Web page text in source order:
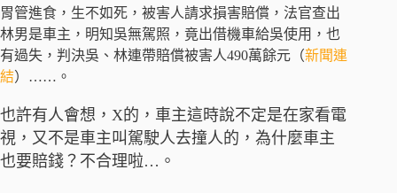
胃管進食，生不如死，被害人請求損害賠償，法官查出
林男是車主，明知吳無駕照，竟出借機車給吳使用，也
有過失，判決吳、林連帶賠償被害人490萬餘元（新聞連
結）……。
也許有人會想，X的，車主這時說不定是在家看電
視，又不是車主叫駕駛人去撞人的，為什麼車主
也要賠錢？不合理啦…。